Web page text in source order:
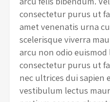
consectetur purus ut
amet venenatis urna
scelerisque viverra
arcu non odio euismod
consectetur purus ut
nec ultrices dui sapien
vestibulum lectus